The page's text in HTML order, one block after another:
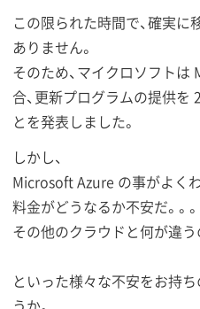
この限られた時間で、確実
ありません。
そのため、マイクロソフト
合、更新プログラムの提供
とを発表しました。
しかし、
Microsoft Azure の事がよく
料金がどうなるか不安だ。。。
その他のクラウドと何が違う
といった様々な不安をお持